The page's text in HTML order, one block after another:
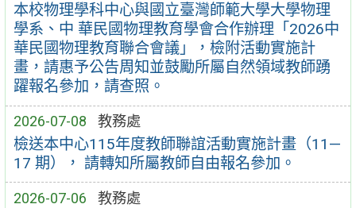
本校物理學科中心與國立臺灣師範大學大學物理
學系、中 華民國物理教育學會合作辦理「2026中
華民國物理教育聯合會議」，檢附活動實施計
畫，請惠予公告周知並鼓勵所屬自然領域教師踴
躍報名參加，請查照。
2026-07-08 教務處
檢送本中心115年度教師聯誼活動實施計畫（11—
17 期）， 請轉知所屬教師自由報名參加。
2026-07-06 教務處